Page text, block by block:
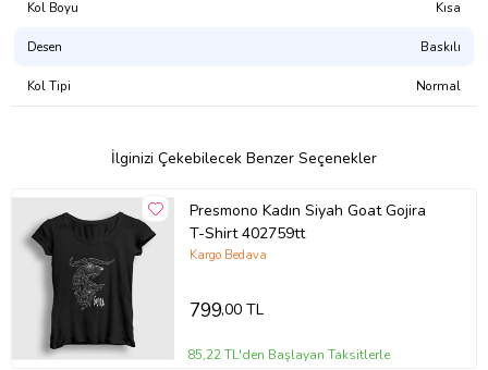
Atlet
Kadın Tişört
Çocuk Tişört
Kapşonsuz Sweatshirt
Fermuarlı Kapşonlu Sweatshirt
Ürün Kodu:kcm58539452
Kol Boyu Kısa
Desen Baskılı
Kol Tipi Normal
İlginizi Çekebilecek Benzer Seçenekler
Presmono Kadın Siyah Goat Gojira
T-Shirt 402759tt
Kargo Bedava
799,00 TL
85,22 TL'den Başlayan Taksitlerle